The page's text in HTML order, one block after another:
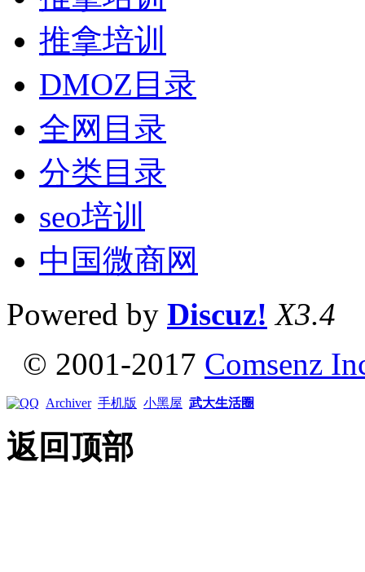
推拿培训
DMOZ目录
全网目录
分类目录
seo培训
中国微商网
Powered by Discuz! X3.4
© 2001-2017 Comsenz
Archiver 手机版 小黑屋 武大生活圈
返回顶部